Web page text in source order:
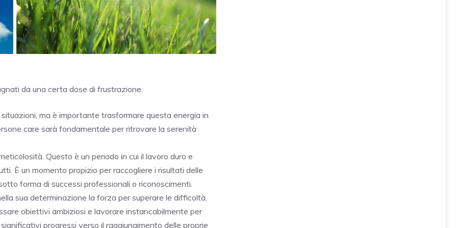
da una certa dose di frustrazione.
ma è importante trasformare questa energia in
care sarà fondamentale per ritrovare la serenità
Questo è un periodo in cui il lavoro duro e
È un momento propizio per raccogliere i risultati delle
forma di successi professionali o riconoscimenti.
sua determinazione la forza per superare le difficoltà.
obiettivi ambiziosi e lavorare instancabilmente per
progressi verso il raggiungimento delle proprie